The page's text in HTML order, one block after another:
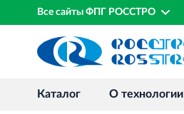
Все сайты ФПГ РОССТРО
Каталог О технологии